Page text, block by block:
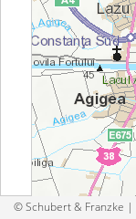
© Schubert & Franzke |